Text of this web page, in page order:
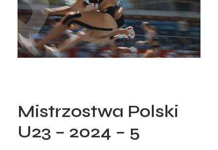
Mistrzostwa Polski
U23 – 2024 – 5